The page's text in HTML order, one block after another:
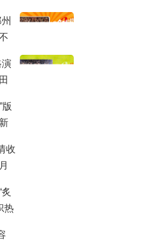
演
版
收
热